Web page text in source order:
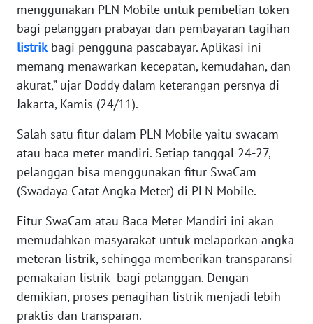
menggunakan PLN Mobile untuk pembelian token
bagi pelanggan prabayar dan pembayaran tagihan
listrikbagi pengguna pascabayar. Aplikasi ini
memang menawarkan kecepatan, kemudahan, dan
akurat,” ujar Doddy dalam keterangan persnya di
Jakarta, Kamis (24/11).
Salah satu fitur dalam PLN Mobile yaitu swacam
atau baca meter mandiri. Setiap tanggal 24-27,
pelanggan bisa menggunakan fitur SwaCam
(Swadaya Catat Angka Meter) di PLN Mobile.
Fitur SwaCam atau Baca Meter Mandiri ini akan
memudahkan masyarakat untuk melaporkan angka
meteran listrik, sehingga memberikan transparansi
pemakaian listrik bagi pelanggan. Dengan
demikian, proses penagihan listrik menjadi lebih
praktis dan transparan.
WN
SERAMBI
WN
JAMBI
SULTRA
WN
WN
SULTENG
WN
SULBAR